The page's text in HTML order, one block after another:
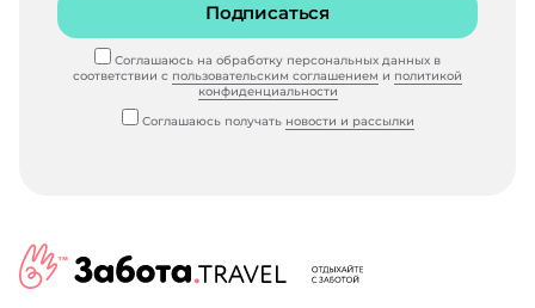
Подписаться
Соглашаюсь на обработку персональных данных в
соответствии с пользовательским соглашением и политикой
конфиденциальности
Соглашаюсь получать новости и рассылки